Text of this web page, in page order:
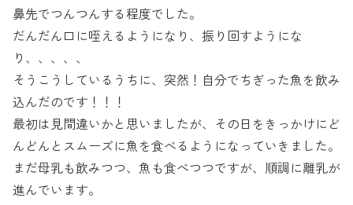
鼻先でつんつんする程度でした。
だんだん口に咥えるようになり、振り回すようにな
り、、、、、
そうこうしているうちに、突然！自分でちぎった魚を飲み
込んだのです！！！
最初は見間違いかと思いましたが、その日をきっかけにど
んどんとスムーズに魚を食べるようになっていきました。
まだ母乳も飲みつつ、魚も食べつつですが、順調に離乳が
進んでいます。